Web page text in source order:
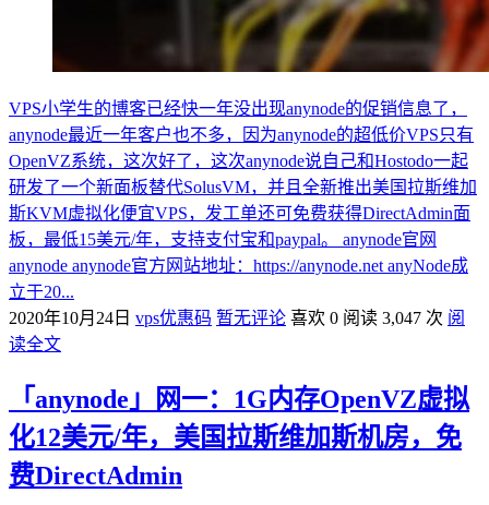
VPS小学生的博客已经快一年没出现anynode的促销信息了，
anynode最近一年客户也不多，因为anynode的超低价VPS只有
OpenVZ系统，这次好了，这次anynode说自己和Hostodo一起
研发了一个新面板替代SolusVM，并且全新推出美国拉斯维加
斯KVM虚拟化便宜VPS，发工单还可免费获得DirectAdmin面
板，最低15美元/年，支持支付宝和paypal。 anynode官网
anynode anynode官方网站地址：https://anynode.net anyNode成
立于20...
2020年10月24日 vps优惠码 暂无评论 喜欢 0 阅读 3,047 次 阅
读全文
「anynode」网一：1G内存OpenVZ虚拟
化12美元/年，美国拉斯维加斯机房，免
费DirectAdmin